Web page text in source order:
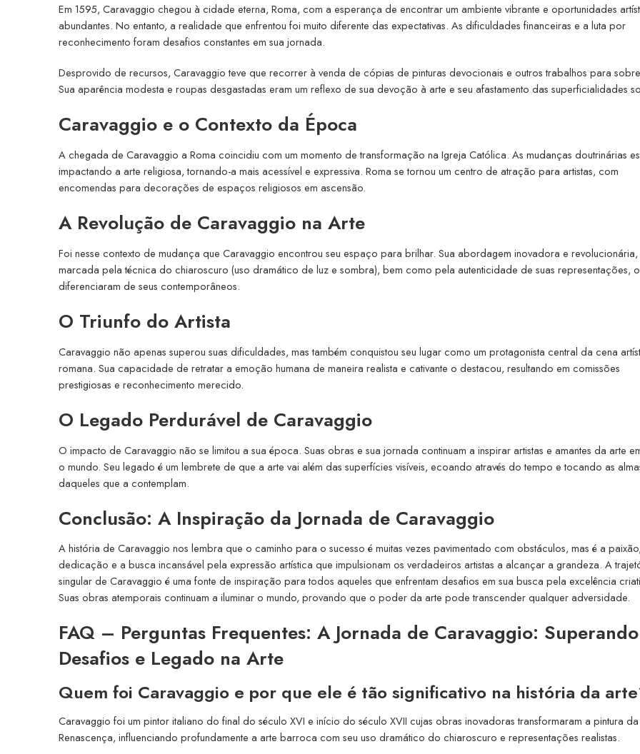
Em 1595, Caravaggio chegou à cidade eterna, Roma, com a esperança de encontrar um ambiente vibrante e oportunidades
abundantes. No entanto, a realidade que enfrentou foi muito diferente das expectativas. As dificuldades financeiras e a luta por
reconhecimento foram desafios constantes em sua jornada.
Desprovido de recursos, Caravaggio teve que recorrer à venda de cópias de pinturas devocionais e outros trabalhos para
Sua aparência modesta e roupas desgastadas eram um reflexo de sua devoção à arte e seu afastamento das superficialidades
Caravaggio e o Contexto da Época
A chegada de Caravaggio a Roma coincidiu com um momento de transformação na Igreja Católica. As mudanças doutrinárias
impactando a arte religiosa, tornando-a mais acessível e expressiva. Roma se tornou um centro de atração para artistas, com
encomendas para decorações de espaços religiosos em ascensão.
A Revolução de Caravaggio na Arte
Foi nesse contexto de mudança que Caravaggio encontrou seu espaço para brilhar. Sua abordagem inovadora e revolucionária,
marcada pela técnica do chiaroscuro (uso dramático de luz e sombra), bem como pela autenticidade de suas representações, o
diferenciaram de seus contemporâneos.
O Triunfo do Artista
Caravaggio não apenas superou suas dificuldades, mas também conquistou seu lugar como um protagonista central da cena
romana. Sua capacidade de retratar a emoção humana de maneira realista e cativante o destacou, resultando em comissões
prestigiosas e reconhecimento merecido.
O Legado Perdurável de Caravaggio
O impacto de Caravaggio não se limitou a sua época. Suas obras e sua jornada continuam a inspirar artistas e amantes da arte
o mundo. Seu legado é um lembrete de que a arte vai além das superfícies visíveis, ecoando através do tempo e tocando as
daqueles que a contemplam.
Conclusão: A Inspiração da Jornada de Caravaggio
A história de Caravaggio nos lembra que o caminho para o sucesso é muitas vezes pavimentado com obstáculos, mas é a
dedicação e a busca incansável pela expressão artística que impulsionam os verdadeiros artistas a alcançar a grandeza. A
singular de Caravaggio é uma fonte de inspiração para todos aqueles que enfrentam desafios em sua busca pela excelência
Suas obras atemporais continuam a iluminar o mundo, provando que o poder da arte pode transcender qualquer adversidade.
FAQ – Perguntas Frequentes: A Jornada de Caravaggio: Superando
Desafios e Legado na Arte
Quem foi Caravaggio e por que ele é tão significativo na história da
Caravaggio foi um pintor italiano do final do século XVI e início do século XVII cujas obras inovadoras transformaram a pintura da
Renascença, influenciando profundamente a arte barroca com seu uso dramático do chiaroscuro e representações realistas.